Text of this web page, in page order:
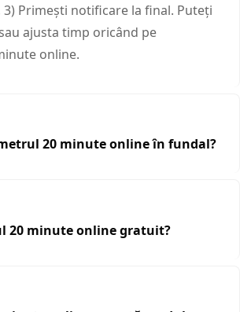
Primești notificare la final. Puteți
ajusta timp oricând pe
online.
20 minute online în fundal?
20 minute online gratuit?